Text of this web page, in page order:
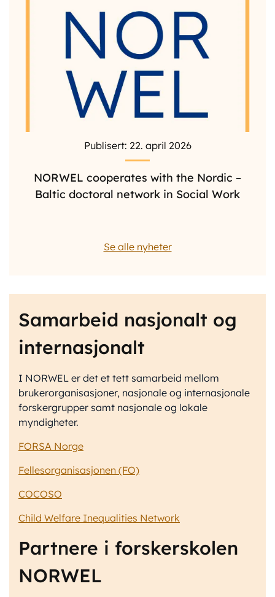
Publisert: 22. april 2026
NORWEL cooperates with the Nordic –
Baltic doctoral network in Social Work
Se alle nyheter
Samarbeid nasjonalt og
internasjonalt
I NORWEL er det et tett samarbeid mellom
brukerorganisasjoner, nasjonale og internasjonale
forskergrupper samt nasjonale og lokale
myndigheter.
FORSA Norge
Fellesorganisasjonen (FO)
COCOSO
Child Welfare Inequalities Network
Partnere i forskerskolen
NORWEL